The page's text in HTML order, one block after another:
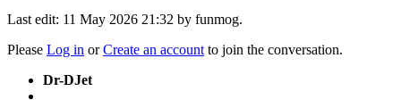
Last edit: 11 May 2026 21:32 by funmog.
Please Log in orCreate an account to join the conversation.
Dr-DJet